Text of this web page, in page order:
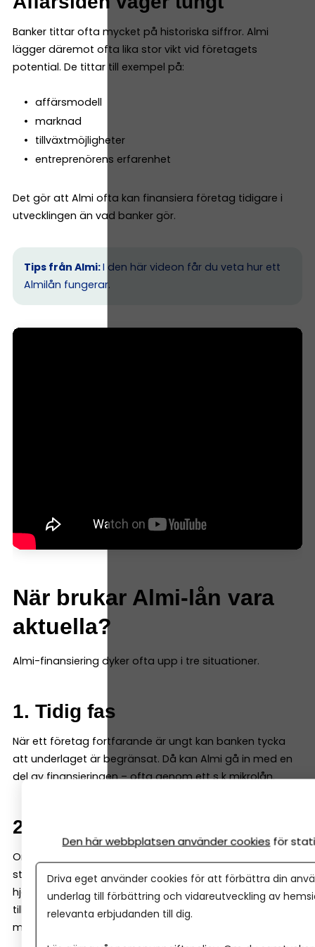
Banker tittar ofta mycket på historiska siffror. Almi
lägger däremot ofta lika stor vikt vid företagets
potential. De tittar till exempel på:
affärsmodell
marknad
tillväxtmöjligheter
entreprenörens erfarenhet
Det gör att Almi ofta kan finansiera företag tidigare i
utvecklingen än vad banker gör.
Tips från Almi:I den här videon får du veta hur ett
Almilån fungerar.
När brukar Almi-lån vara
aktuella?
Almi-finansiering dyker ofta upp i tre situationer.
1. Tidig fas
När ett företag fortfarande är ungt kan banken tycka
att underlaget är begränsat. Då kan Almi gå in med en
del av finansieringen – ofta genom ett s k mikrolån.
2. Tillväxt och expansion
Om ett företag vill växa snabbt kan kapitalbehovet bli
större än vad banken är bekväm med. Här kan Almi
hjälpa till med exempelvis företagslån eller
tillväxtlån, ofta i kombination med bank för att
möjliggöra hela satsningen.
Den här webbplatsen använder cookies för
Driva eget använder cookies för att förbättra din
underlag till förbättring och vidareutveckling av
relevanta erbjudanden till dig.